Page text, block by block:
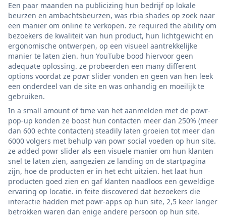
Een paar maanden na publicizing hun bedrijf op lokale
beurzen en ambachtsbeurzen, was rbia shades op zoek naar
een manier om online te verkopen. ze required the ability om
bezoekers de kwaliteit van hun product, hun lichtgewicht en
ergonomische ontwerpen, op een visueel aantrekkelijke
manier te laten zien. hun YouTube bood hiervoor geen
adequate oplossing. ze probeerden een many different
options voordat ze powr slider vonden en geen van hen leek
een onderdeel van de site en was onhandig en moeilijk te
gebruiken.
In a small amount of time van het aanmelden met de powr-
pop-up konden ze boost hun contacten meer dan 250% (meer
dan 600 echte contacten) steadily laten groeien tot meer dan
6000 volgers met behulp van powr social voeden op hun site.
ze added powr slider als een visuele manier om hun klanten
snel te laten zien, aangezien ze landing on de startpagina
zijn, hoe de producten er in het echt uitzien. het laat hun
producten goed zien en gaf klanten naadloos een geweldige
ervaring op locatie. in feite discovered dat bezoekers die
interactie hadden met powr-apps op hun site, 2,5 keer langer
betrokken waren dan enige andere persoon op hun site.